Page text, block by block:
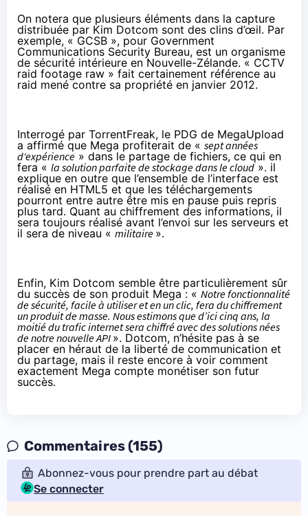
On notera que plusieurs éléments dans la capture
distribuée par Kim Dotcom sont des clins d’œil. Par
exemple, « GCSB », pour Government
Communications Security Bureau, est un organisme
de sécurité intérieure en Nouvelle-Zélande. « CCTV
raid footage raw » fait certainement référence au
raid mené contre sa propriété en janvier 2012.
Interrogé par TorrentFreak, le PDG de MegaUpload
a affirmé que Mega profiterait de « sept années
d‘expérience » dans le partage de fichiers, ce qui en
fera « la solution parfaite de stockage dans le cloud». il
explique en outre que l’ensemble de l’interface est
réalisé en HTML5 et que les téléchargements
pourront entre autre être mis en pause puis repris
plus tard. Quant au chiffrement des informations, il
sera toujours réalisé avant l’envoi sur les serveurs et
il sera de niveau « militaire ».
Enfin, Kim Dotcom semble être particulièrement sûr
du succès de son produit Mega : « Notre fonctionnalité
de sécurité, facile à utiliser et en un clic, fera du chiffrement
un produit de masse. Nous estimons que d’ici cinq ans, la
moitié du trafic internet sera chiffré avec des solutions nées
de notre nouvelle API ». Dotcom, n’hésite pas à se
placer en héraut de la liberté de communication et
du partage, mais il reste encore à voir comment
exactement Mega compte monétiser son futur
succès.
Commentaires (155)
Abonnez-vous pour prendre part au débat
Se connecter